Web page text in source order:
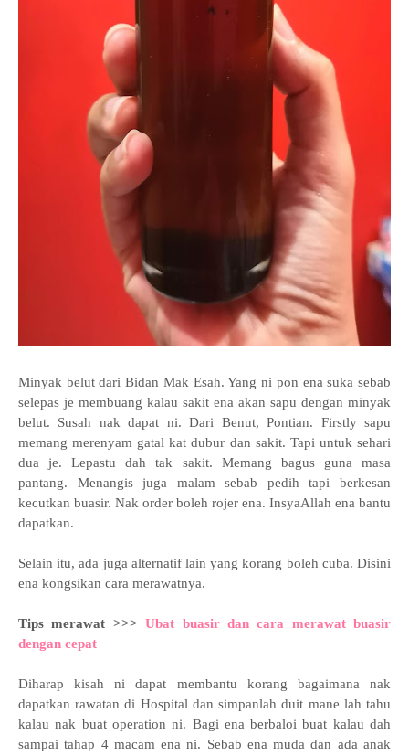
Minyak belut dari Bidan Mak Esah. Yang ni pon ena suka sebab
selepas je membuang kalau sakit ena akan sapu dengan minyak
belut. Susah nak dapat ni. Dari Benut, Pontian. Firstly sapu
memang merenyam gatal kat dubur dan sakit. Tapi untuk sehari
dua je. Lepastu dah tak sakit. Memang bagus guna masa
pantang. Menangis juga malam sebab pedih tapi berkesan
kecutkan buasir. Nak order boleh rojer ena. InsyaAllah ena bantu
dapatkan.
Selain itu, ada juga alternatif lain yang korang boleh cuba. Disini
ena kongsikan cara merawatnya.
Tips merawat >>> Ubat buasir dan cara merawat buasir
dengan cepat
Diharap kisah ni dapat membantu korang bagaimana nak
dapatkan rawatan di Hospital dan simpanlah duit mane lah tahu
kalau nak buat operation ni. Bagi ena berbaloi buat kalau dah
sampai tahap 4 macam ena ni. Sebab ena muda dan ada anak